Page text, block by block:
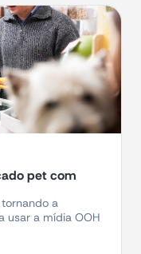
pet com
a
usar a mídia OOH